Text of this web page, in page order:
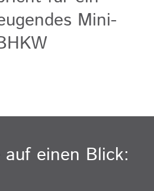
Mini-
einen Blick: